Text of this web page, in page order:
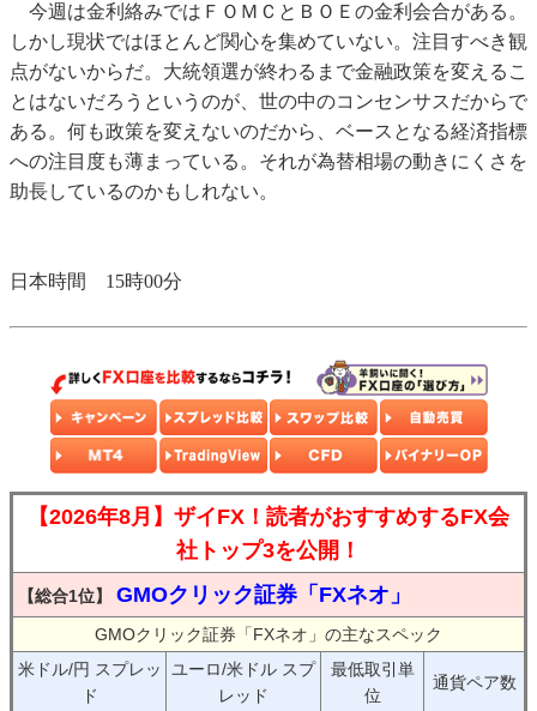
今週は金利絡みではＦＯＭＣとＢＯＥの金利会合がある。
しかし現状ではほとんど関心を集めていない。注目すべき観
点がないからだ。大統領選が終わるまで金融政策を変えるこ
とはないだろうというのが、世の中のコンセンサスだからで
ある。何も政策を変えないのだから、ベースとなる経済指標
への注目度も薄まっている。それが為替相場の動きにくさを
助長しているのかもしれない。
日本時間 15時00分
【2026年8月】ザイFX！読者がおすすめするFX会
社トップ3を公開！
【総合1位】 GMOクリック証券「FXネオ」
GMOクリック証券「FXネオ」の主なスペック
米ドル/円 スプレッ
ド
ユーロ/米ドル スプ
レッド
最低取引単
位
通貨ペア数